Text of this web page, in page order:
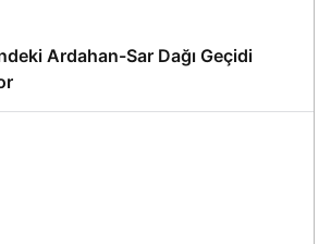
Ardahan-Sar Dağı Geçidi